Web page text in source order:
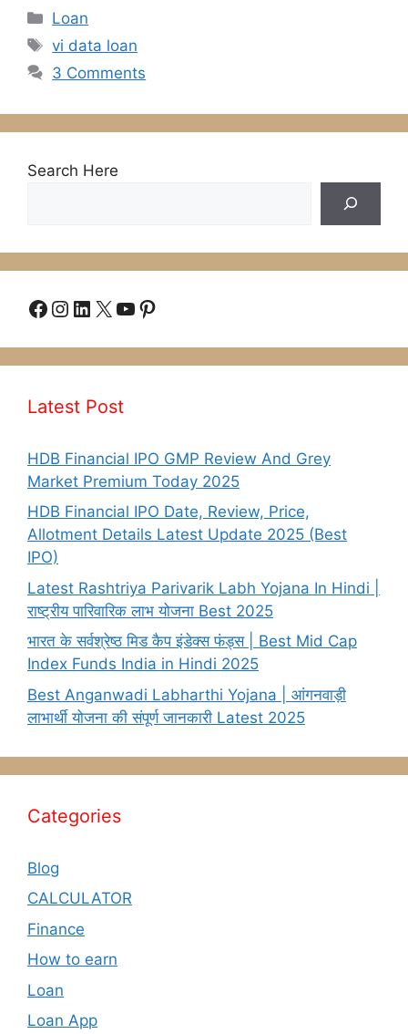
k
Categories
Loan
Tags
vi data loan
3 Comments
Search Here
Facebook
Instagram
LinkedIn
X YouTube
Pinterest
Latest Post
HDB Financial IPO GMP Review And Grey
Market Premium Today 2025
HDB Financial IPO Date, Review, Price,
Allotment Details Latest Update 2025 (Best
IPO)
Latest Rashtriya Parivarik Labh Yojana In Hindi |
राष्ट्रीय पारिवारिक लाभ योजना Best 2025
भारत के सर्वश्रेष्ठ मिड कैप इंडेक्स फंड्स | Best Mid Cap
Index Funds India in Hindi 2025
Best Anganwadi Labharthi Yojana | आंगनवाड़ी
लाभार्थी योजना की संपूर्ण जानकारी Latest 2025
Categories
Blog
CALCULATOR
Finance
How to earn
Loan
Loan App